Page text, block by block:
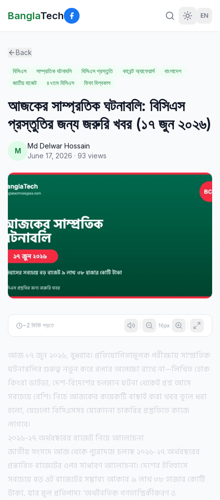
BanglaTech EN
Back
বিসিএস সাম্প্রতিক ঘটনাবলি বিসিএস প্রস্তুতি কারেন্ট অ্যাফেয়ার্স
বাংলাদেশ
জাতীয় বাজেট
৪৭তম বিসিএস ফিফা বিশ্বকাপ
আজকের সাম্প্রতিক ঘটনাবলি: বিসিএস
প্রস্তুতির জন্য জরুরি খবর (১৭ জুন ২০২৬)
M
Md Delwar Hossain
June 17, 2026 · 93 views
~2 মিনিট পড়তে 16px
আজ ১৭ জুন ২০২৬, বুধবার। প্রতিযোগিতামূলক পরীক্ষায় সাম্প্রতিক
ঘটনাবলির গুরুত্ব নতুন করে বলার অপেক্ষা রাখে না—লিখিত হোক
কিংবা ভাইভা, দেশ-বিদেশের চলমান ঘটনা থেকেই প্রশ্ন আসে
সবচেয়ে বেশি। নিচে আজকের কয়েকটি বাছাই করা খবর তুলে ধরা
হলো, যেগুলো বিসিএসসহ যেকোনো চাকরির প্রস্তুতিতে কাজে
লাগবে।
২০২৬-২৭ অর্থবছরের বাজেট নিয়ে আলোচনা
জাতীয় সংসদে আজ থেকে পুরোদমে চলছে ২০২৬-২৭ অর্থবছরের
প্রস্তাবিত বাজেটের ওপর সাধারণ আলোচনা। দেশের ইতিহাসে
সবচেয়ে বড় এই বাজেটের সম্ভাব্য আকার ৯ লাখ ৩৮ হাজার কোটি
টাকা, যার মূল প্রতিপাদ্য ‘অর্থনৈতিক গণতান্ত্রিকীকরণ ও